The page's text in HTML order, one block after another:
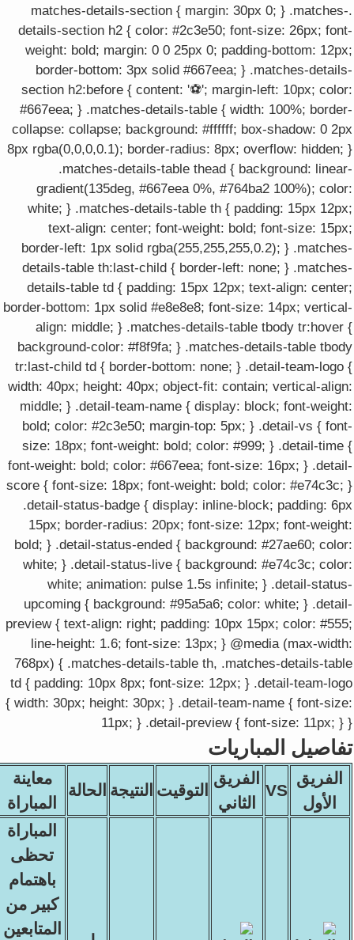
.matches-details-section { margin: 30px 0; } .matches-
details-section h2 { color: #2c3e50; font-size: 26px; font-
weight: bold; margin: 0 0 25px 0; padding-bottom: 12px;
border-bottom: 3px solid #667eea; } .matches-details-
section h2:before { content: '⚽'; margin-left: 10px; color:
#667eea; } .matches-details-table { width: 100%; border-
collapse: collapse; background: #ffffff; box-shadow: 0 2px
8px rgba(0,0,0,0.1); border-radius: 8px; overflow: hidden; }
.matches-details-table thead { background: linear-
gradient(135deg, #667eea 0%, #764ba2 100%); color:
white; } .matches-details-table th { padding: 15px 12px;
text-align: center; font-weight: bold; font-size: 15px;
border-left: 1px solid rgba(255,255,255,0.2); } .matches-
details-table th:last-child { border-left: none; } .matches-
details-table td { padding: 15px 12px; text-align: center;
border-bottom: 1px solid #e8e8e8; font-size: 14px; vertical-
align: middle; } .matches-details-table tbody tr:hover {
background-color: #f8f9fa; } .matches-details-table tbody
tr:last-child td { border-bottom: none; } .detail-team-logo {
width: 40px; height: 40px; object-fit: contain; vertical-align:
middle; } .detail-team-name { display: block; font-weight:
bold; color: #2c3e50; margin-top: 5px; } .detail-vs { font-
size: 18px; font-weight: bold; color: #999; } .detail-time {
font-weight: bold; color: #667eea; font-size: 16px; } .detail-
score { font-size: 18px; font-weight: bold; color: #e74c3c; }
.detail-status-badge { display: inline-block; padding: 6px
15px; border-radius: 20px; font-size: 12px; font-weight:
bold; } .detail-status-ended { background: #27ae60; color:
white; } .detail-status-live { background: #e74c3c; color:
white; animation: pulse 1.5s infinite; } .detail-status-
upcoming { background: #95a5a6; color: white; } .detail-
preview { text-align: right; padding: 10px 15px; color: #555;
line-height: 1.6; font-size: 13px; } @media (max-width:
768px) { .matches-details-table th, .matches-details-table
td { padding: 10px 8px; font-size: 12px; } .detail-team-logo
{ width: 30px; height: 30px; } .detail-team-name { font-size:
11px; } .detail-preview { font-size: 11px; } }
تفاصيل المباريات
الفريق
الأول
VS
الفريق
الثاني
التوقيت النتيجة الحالة
معاينة
المباراة
المباراة
تحظى
باهتمام
كبير من
المتابعين